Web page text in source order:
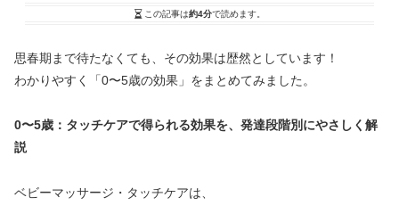
この記事は約4分で読めます。
思春期まで待たなくても、その効果は歴然としています！
わかりやすく「0〜5歳の効果」をまとめてみました。
0〜5歳：タッチケアで得られる効果を、発達段階別にやさしく解
説
ベビーマッサージ・タッチケアは、